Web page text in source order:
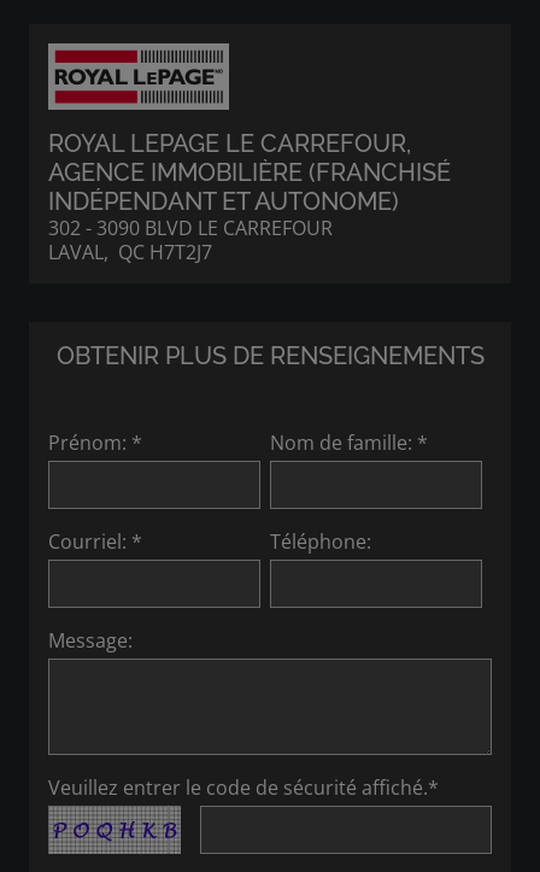
ROYAL LEPAGE LE CARREFOUR,
AGENCE IMMOBILIÈRE (FRANCHISÉ
INDÉPENDANT ET AUTONOME)
302 - 3090 BLVD LE CARREFOUR
LAVAL, QC H7T2J7
OBTENIR PLUS DE RENSEIGNEMENTS
Prénom: * Nom de famille: *
Courriel: * Téléphone:
Message:
Veuillez entrer le code de sécurité affiché.*